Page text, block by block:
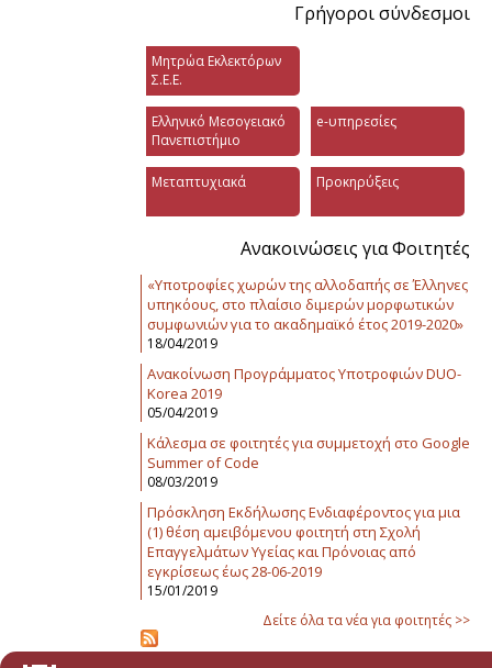
Γρήγοροι σύνδεσμοι
Μητρώα Εκλεκτόρων
Σ.Ε.Ε.
Ελληνικό Μεσογειακό
Πανεπιστήμιο
e-υπηρεσίες
Μεταπτυχιακά Προκηρύξεις
Ανακοινώσεις για Φοιτητές
«Υποτροφίες χωρών της αλλοδαπής σε Έλληνες
υπηκόους, στο πλαίσιο διμερών μορφωτικών
συμφωνιών για το ακαδημαϊκό έτος 2019-2020»
18/04/2019
Ανακοίνωση Προγράμματος Υποτροφιών DUO-
Korea 2019
05/04/2019
Κάλεσμα σε φοιτητές για συμμετοχή στο Google
Summer of Code
08/03/2019
Πρόσκληση Εκδήλωσης Ενδιαφέροντος για μια
(1) θέση αμειβόμενου φοιτητή στη Σχολή
Επαγγελμάτων Υγείας και Πρόνοιας από
εγκρίσεως έως 28-06-2019
15/01/2019
Δείτε όλα τα νέα για φοιτητές >>